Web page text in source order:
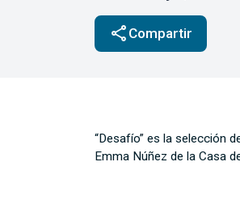
share Compartir
“Desafío” es la selección
Emma Núñez de la Casa